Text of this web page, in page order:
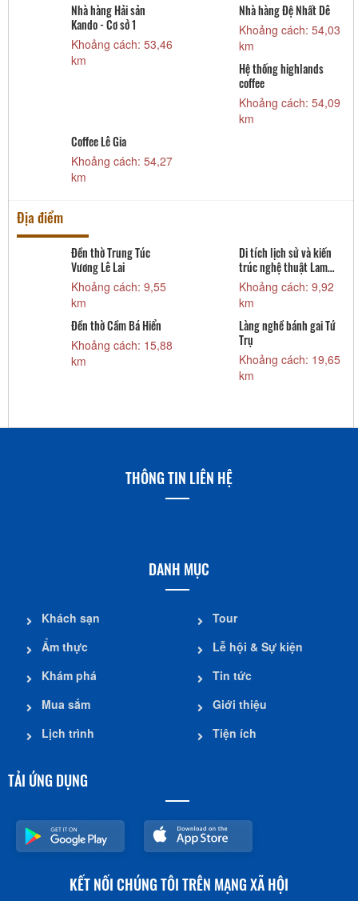
Nhà hàng Hải sản
Kando - Cơ sở 1
Khoảng cách: 53,46
km
Nhà hàng Đệ Nhất Dê
Khoảng cách: 54,03
km
Hệ thống highlands
coffee
Khoảng cách: 54,09
km
Coffee Lê Gia
Khoảng cách: 54,27
km
Địa điểm
Đền thờ Trung Túc
Vương Lê Lai
Khoảng cách: 9,55
km
Di tích lịch sử và kiến
trúc nghệ thuật Lam
Kinh
Khoảng cách: 9,92
km
Đền thờ Cầm Bá Hiển
Khoảng cách: 15,88
km
Làng nghề bánh gai Tứ
Trụ
Khoảng cách: 19,65
km
THÔNG TIN LIÊN HỆ
DANH MỤC
Khách sạn
Ẩm thực
Khám phá
Mua sắm
Lịch trình
Tour
Lễ hội & Sự kiện
Tin tức
Giới thiệu
Tiện ích
TẢI ỨNG DỤNG
KẾT NỐI CHÚNG TÔI TRÊN MẠNG XÃ HỘI